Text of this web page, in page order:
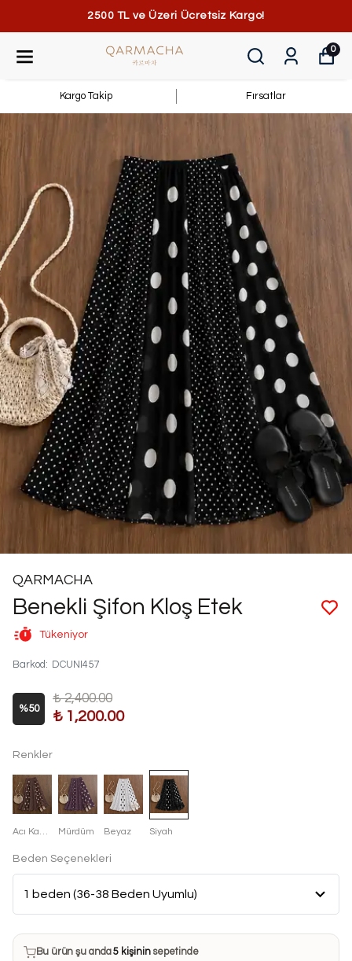
2500 TL ve Üzeri Ücretsiz Kargo!
0
Kargo Takip Fırsatlar
QARMACHA
Benekli Şifon Kloş Etek
Tükeniyor
Barkod : DCUNI457
%50
₺ 2,400.00
₺ 1,200.00
Renkler
Mürdüm Beyaz Siyah
Beden Seçenekleri
Bu ürün son 7 günde6 kezsatın alındı
Bu ürün şu anda5 kişininsepetinde